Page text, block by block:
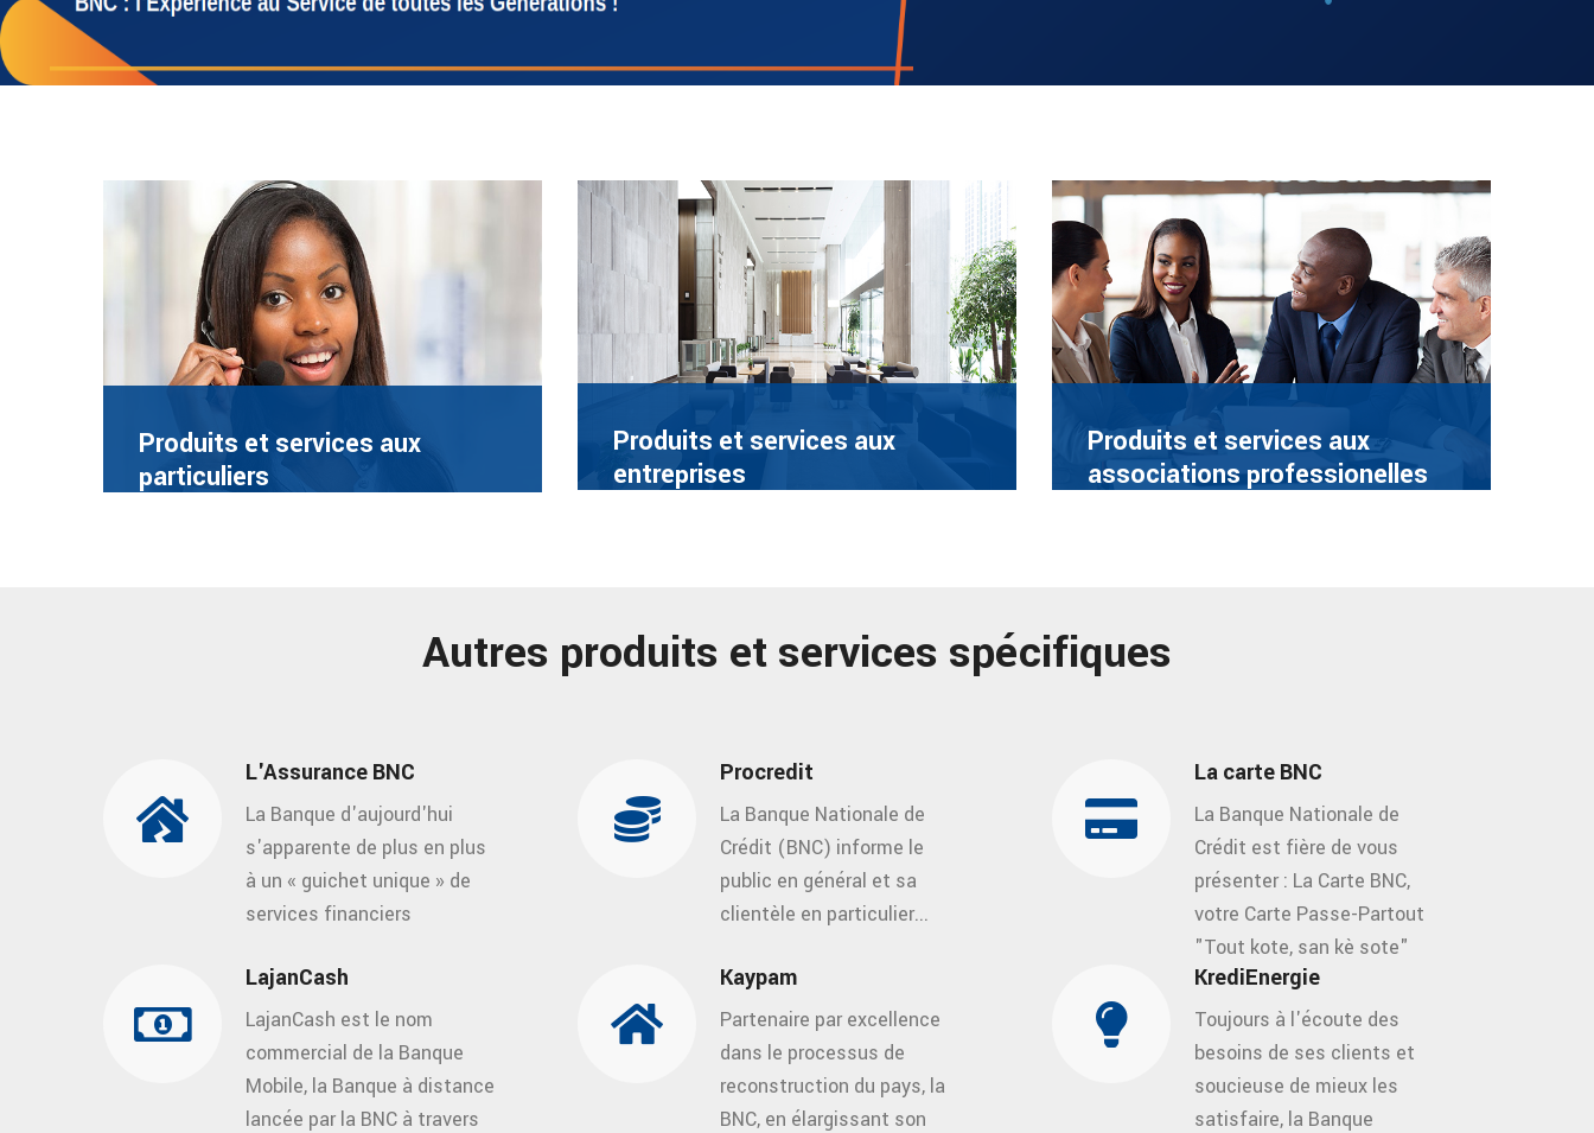
Produits et services aux
particuliers
Produits et services aux
entreprises
Produits et services aux
associations professionelles
Autres produits et services spécifiques
L'Assurance BNC
La Banque d'aujourd'hui
s'apparente de plus en plus
à un « guichet unique » de
services financiers
Procredit
La Banque Nationale de
Crédit (BNC) informe le
public en général et sa
clientèle en particulier...
La carte BNC
La Banque Nationale de
Crédit est fière de vous
présenter : La Carte BNC,
votre Carte Passe-Partout
"Tout kote, san kè sote"
LajanCash
LajanCash est le nom
commercial de la Banque
Mobile, la Banque à distance
lancée par la BNC à travers
Kaypam
Partenaire par excellence
dans le processus de
reconstruction du pays, la
BNC, en élargissant son
KrediEnergie
Toujours à l'écoute des
besoins de ses clients et
soucieuse de mieux les
satisfaire, la Banque